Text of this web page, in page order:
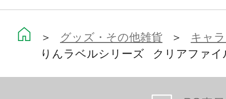
となったが、秋の楽市2012で選定委
ウドラは立川うどが市民の立川愛で
ャラクター。
＞ グッズ・その他雑貨 ＞ キャ
りんラベルシリーズ クリアファイ